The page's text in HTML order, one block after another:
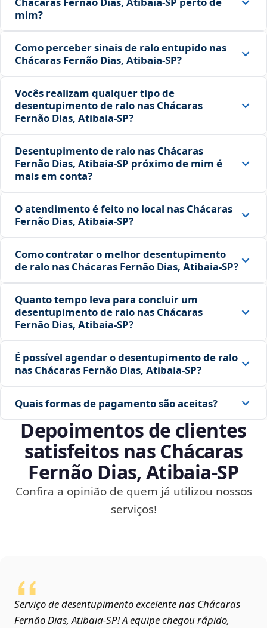
mim?
Como perceber sinais de ralo entupido nas
Chácaras Fernão Dias, Atibaia‑SP?
Vocês realizam qualquer tipo de
desentupimento de ralo nas Chácaras
Fernão Dias, Atibaia‑SP?
Desentupimento de ralo nas Chácaras
Fernão Dias, Atibaia‑SP próximo de mim é
mais em conta?
O atendimento é feito no local nas Chácaras
Fernão Dias, Atibaia‑SP?
Como contratar o melhor desentupimento
de ralo nas Chácaras Fernão Dias, Atibaia‑SP?
Quanto tempo leva para concluir um
desentupimento de ralo nas Chácaras
Fernão Dias, Atibaia‑SP?
É possível agendar o desentupimento de ralo
nas Chácaras Fernão Dias, Atibaia‑SP?
Quais formas de pagamento são aceitas?
Depoimentos de clientes
satisfeitos nas Chácaras
Fernão Dias, Atibaia‑SP
Confira a opinião de quem já utilizou nossos
serviços!
Serviço de desentupimento excelente nas Chácaras
Fernão Dias, Atibaia‑SP! A equipe chegou rápido,